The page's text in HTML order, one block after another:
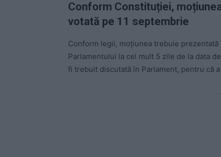
Conform Constituției,
votată pe 11 septembrie
Conform legii, moțiunea trebuie
Parlamentului la cel mult 5 zile de la data
fi trebuit discutată în Parlament, pentru că